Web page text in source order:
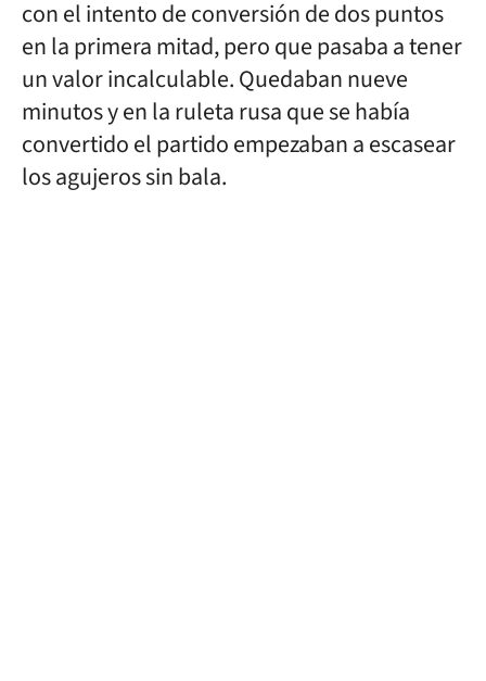
con el intento de conversión de dos puntos
en la primera mitad, pero que pasaba a tener
un valor incalculable. Quedaban nueve
minutos y en la ruleta rusa que se había
convertido el partido empezaban a escasear
los agujeros sin bala.